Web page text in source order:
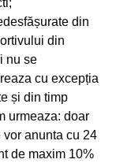
din
din
nu se
cu excepția
și din timp
urmeaza: doar
anunta cu 24
de maxim 10%